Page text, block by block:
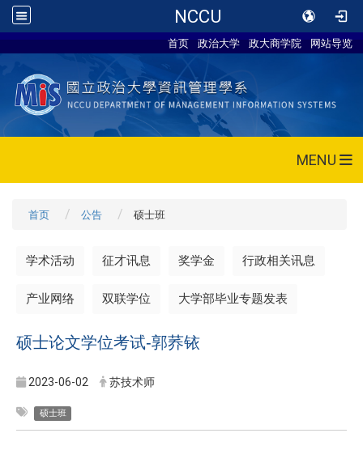
NCCU
首页 政治大学 政大商学院 网站导览
MENU
首页 公告 硕士班
学术活动 征才讯息 奖学金 行政相关讯息
产业网络 双联学位 大学部毕业专题发表
硕士论文学位考试-郭荞铱
2023-06-02 苏技术师
硕士班